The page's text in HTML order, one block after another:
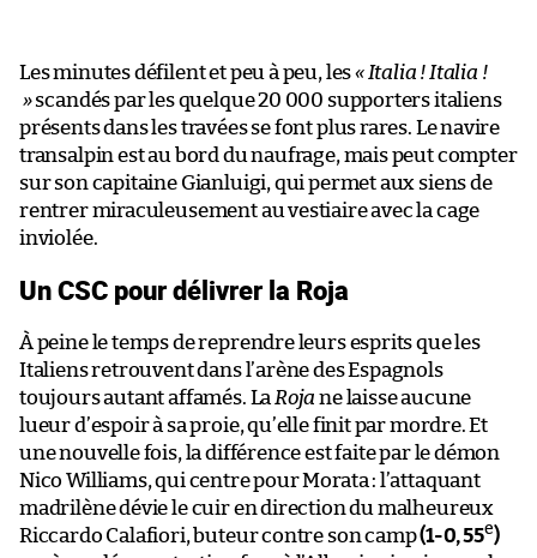
Les minutes défilent et peu à peu, les« Italia ! Italia !
»scandés par les quelque 20 000 supporters italiens
présents dans les travées se font plus rares. Le navire
transalpin est au bord du naufrage, mais peut compter
sur son capitaine Gianluigi, qui permet aux siens de
rentrer miraculeusement au vestiaire avec la cage
inviolée.
Un CSC pour délivrer la Roja
À peine le temps de reprendre leurs esprits que les
Italiens retrouvent dans l’arène des Espagnols
toujours autant affamés. La Roja ne laisse aucune
lueur d’espoir à sa proie, qu’elle finit par mordre. Et
une nouvelle fois, la différence est faite par le démon
Nico Williams, qui centre pour Morata : l’attaquant
madrilène dévie le cuir en direction du malheureux
Riccardo Calafiori, buteur contre son camp(1-0, 55e)